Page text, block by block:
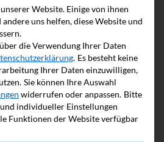
Website. Einige von ihnen
uns helfen, diese Website und
die Verwendung Ihrer Daten
. Es besteht keine
Ihrer Daten einzuwilligen,
Sie können Ihre Auswahl
widerrufen oder anpassen. Bitte
individueller Einstellungen
Funktionen der Website verfügbar